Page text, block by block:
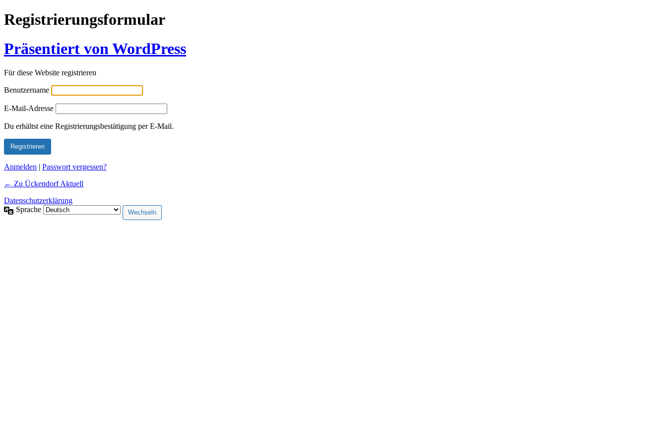
Registrierungsformular
Präsentiert von WordPress
Für diese Website registrieren
Benutzername
E-Mail-Adresse
Alternative:
Du erhältst eine Registrierungsbestätigung per E-Mail.
Anmelden | Passwort vergessen?
← Zu Ückendorf Aktuell
Datenschutzerklärung
Sprache